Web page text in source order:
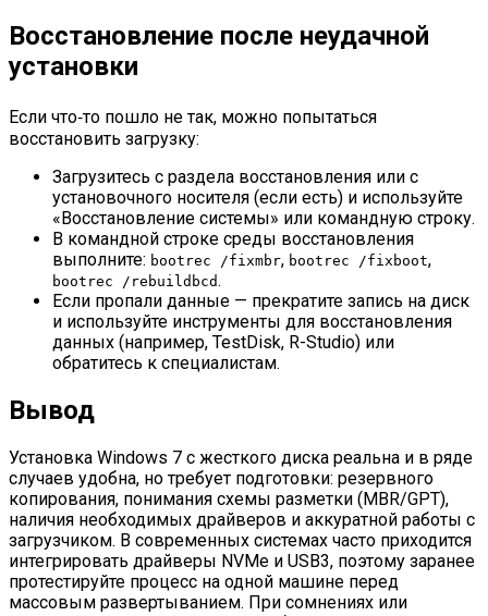
Восстановление после неудачной
установки
Если что‑то пошло не так, можно попытаться
восстановить загрузку:
Загрузитесь с раздела восстановления или с
установочного носителя (если есть) и используйте
«Восстановление системы» или командную строку.
В командной строке среды восстановления
выполните: bootrec /fixmbr, bootrec /fixboot,
bootrec /rebuildbcd.
Если пропали данные — прекратите запись на диск
и используйте инструменты для восстановления
данных (например, TestDisk, R-Studio) или
обратитесь к специалистам.
Вывод
Установка Windows 7 с жесткого диска реальна и в ряде
случаев удобна, но требует подготовки: резервного
копирования, понимания схемы разметки (MBR/GPT),
наличия необходимых драйверов и аккуратной работы с
загрузчиком. В современных системах часто приходится
интегрировать драйверы NVMe и USB3, поэтому заранее
протестируйте процесс на одной машине перед
массовым развертыванием. При сомнениях или